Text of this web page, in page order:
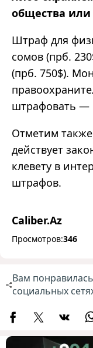
общества или
Штраф для
сомов (прб.
(прб. 750$).
штрафовать —
Отметим
действует
клевету в
штрафов.
Caliber.Az
Просмотров:346
Вам
социальных